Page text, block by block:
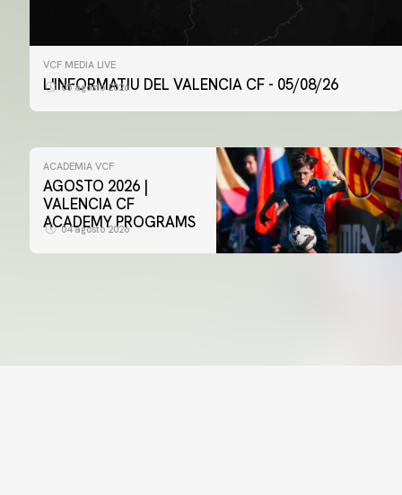
VCF MEDIA LIVE
L'INFORMATIU DEL VALENCIA CF - 05/08/26
05 agosto 2026
ACADEMIA VCF
AGOSTO 2026 |
VALENCIA CF
ACADEMY PROGRAMS
04 agosto 2026